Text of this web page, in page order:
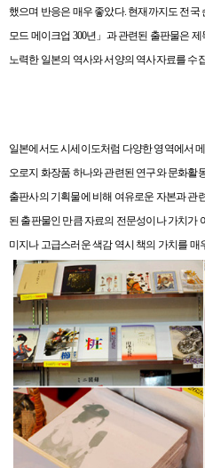
했으며 반응은 매우 좋았다. 현재까지도 전국
모드 메이크업 300년」과 관련된 출판물은 제
노력한 일본의 역사와 서양의 역사자료를 수
일본에서도 시세이도처럼 다양한 영역에서
오로지 화장품 하나와 관련된 연구와 문화활
출판사의 기획물에 비해 여유로운 자본과 관
된 출판물인 만큼 자료의 전문성이나 가치가
미지나 고급스러운 색감 역시 책의 가치를 매